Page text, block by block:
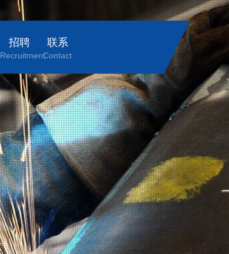
招聘
Recruitment
联系
Contact